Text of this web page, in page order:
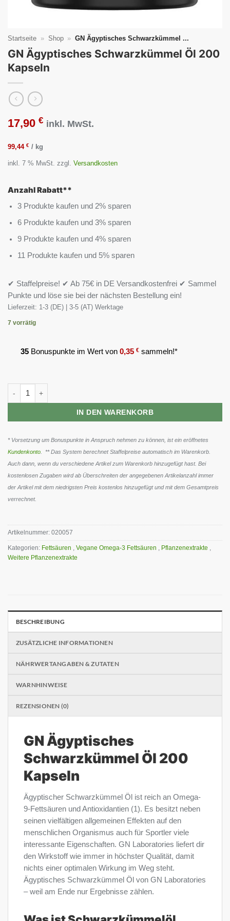
Startseite » Shop » GN Ägyptisches Schwarzkümmel ...
GN Ägyptisches Schwarzkümmel Öl 200
Kapseln
17,90 € inkl. MwSt.
99,44 € / kg
inkl. 7 % MwSt. zzgl. Versandkosten
Anzahl Rabatt**
3 Produkte kaufen und 2% sparen
6 Produkte kaufen und 3% sparen
9 Produkte kaufen und 4% sparen
11 Produkte kaufen und 5% sparen
✔ Staffelpreise! ✔ Ab 75€ in DE Versandkostenfrei ✔ Sammel
Punkte und löse sie bei der nächsten Bestellung ein!
Lieferzeit: 1-3 (DE) | 3-5 (AT) Werktage
7 vorrätig
35 Bonuspunkte im Wert von 0,35 € sammeln!*
GN Ägyptisches Schwarzkümmel Öl 200 Kapseln Menge
IN DEN WARENKORB
* Vorsetzung um Bonuspunkte in Anspruch nehmen zu können, ist ein eröffnetes
Kundenkonto . ** Das System berechnet Staffelpreise automatisch im Warenkorb.
Auch dann, wenn du verschiedene Artikel zum Warenkorb hinzugefügt hast. Bei
kostenlosen Zugaben wird ab Überschreiten der angegebenen Artikelanzahl immer
der Artikel mit dem niedrigsten Preis kostenlos hinzugefügt und mit dem Gesamtpreis
verrechnet.
Artikelnummer: 020057
Kategorien: Fettsäuren , Vegane Omega-3 Fettsäuren , Pflanzenextrakte ,
Weitere Pflanzenextrakte
BESCHREIBUNG
ZUSÄTZLICHE INFORMATIONEN
NÄHRWERTANGABEN & ZUTATEN
WARNHINWEISE
REZENSIONEN (0)
GN Ägyptisches
Schwarzkümmel Öl 200
Kapseln
Ägyptischer Schwarzkümmel Öl ist reich an Omega-
9-Fettsäuren und Antioxidantien (1). Es besitzt neben
seinen vielfältigen allgemeinen Effekten auf den
menschlichen Organismus auch für Sportler viele
interessante Eigenschaften. GN Laboratories liefert dir
den Wirkstoff wie immer in höchster Qualität, damit
nichts einer optimalen Wirkung im Weg steht.
Ägyptisches Schwarzkümmel Öl von GN Laboratories
– weil am Ende nur Ergebnisse zählen.